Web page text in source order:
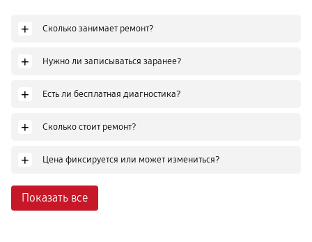
+ Сколько занимает ремонт?
+ Нужно ли записываться заранее?
+ Есть ли бесплатная диагностика?
+ Сколько стоит ремонт?
+ Цена фиксируется или может измениться?
Показать все